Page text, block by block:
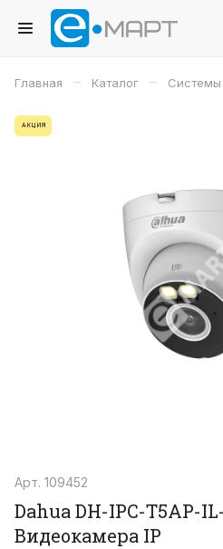
Главная – Каталог – Системы
АКЦИЯ
Арт. 109452
Dahua DH-IPC-T5AP-
Видеокамера IP